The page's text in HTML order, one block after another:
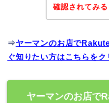
確認されてみ
⇒ヤーマンのお店で
ぐ知りたい方はこちらをク
ヤーマンのお店で